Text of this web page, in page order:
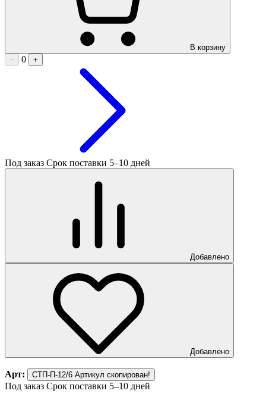
В корзину
−
0 +
Под заказ Срок поставки 5–10 дней
Добавлено
Добавлено
Арт: СТП-П-12/6 Артикул скопирован!
Под заказ Срок поставки 5–10 дней